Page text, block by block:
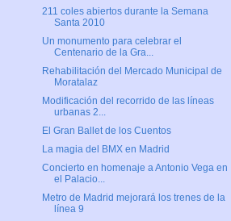
211 coles abiertos durante la Semana
Santa 2010
Un monumento para celebrar el
Centenario de la Gra...
Rehabilitación del Mercado Municipal de
Moratalaz
Modificación del recorrido de las líneas
urbanas 2...
El Gran Ballet de los Cuentos
La magia del BMX en Madrid
Concierto en homenaje a Antonio Vega en
el Palacio...
Metro de Madrid mejorará los trenes de la
línea 9